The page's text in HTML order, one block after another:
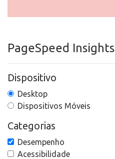
PageSpeed Insights
Dispositivo
Desktop
Dispositivos Móveis
Categorias
Desempenho
Acessibilidade